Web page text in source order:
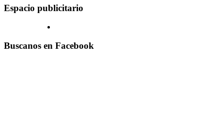
Espacio publicitario
Buscanos en Facebook